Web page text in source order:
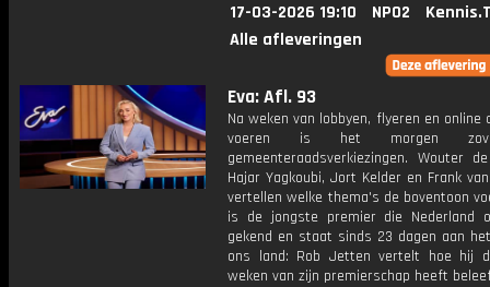
17-03-2026 19:10 NPO2
Alle afleveringen
Eva: Afl. 93
Na weken van lobbyen, flyeren en online
voeren is het morgen
gemeenteraadsverkiezingen. Wouter
Hajar Yagkoubi, Jort Kelder en Frank
vertellen welke thema's de boventoon
is de jongste premier die Nederland
gekend en staat sinds 23 dagen aan
ons land: Rob Jetten vertelt hoe hij
weken van zijn premierschap heeft